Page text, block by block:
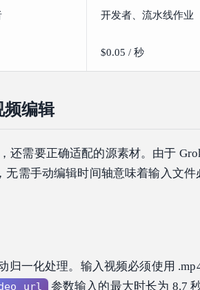
开发者、流水线作业
$0.05 / 秒
频编辑
还需要正确适配的源素材。由于
需手动编辑时间轴意味着输入文件
归一化处理。输入视频必须使用
参数输入的最大时长为 8.7